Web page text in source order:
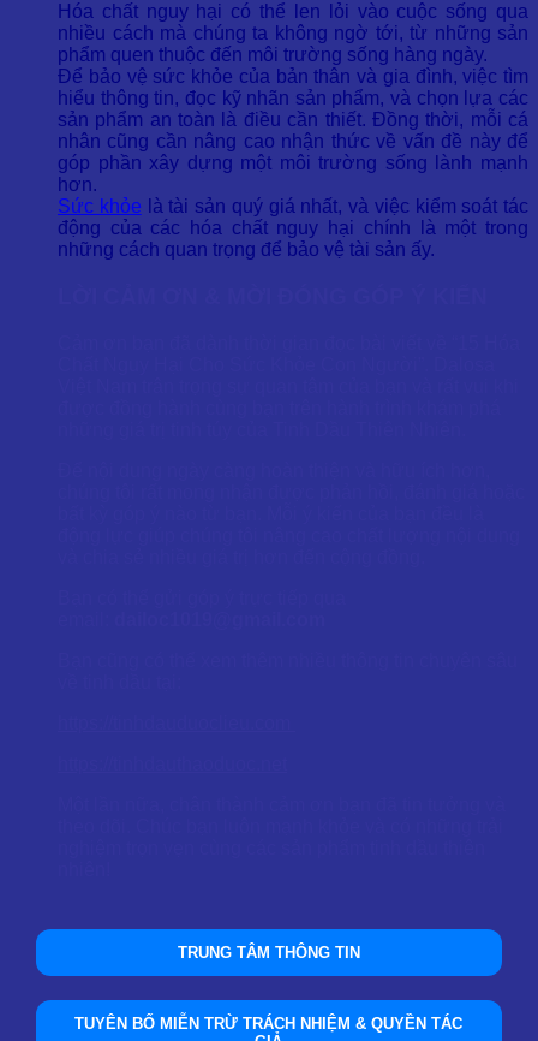
Hóa chất nguy hại có thể len lỏi vào cuộc sống qua
nhiều cách mà chúng ta không ngờ tới, từ những sản
phẩm quen thuộc đến môi trường sống hàng ngày.
Để bảo vệ sức khỏe của bản thân và gia đình, việc tìm
hiểu thông tin, đọc kỹ nhãn sản phẩm, và chọn lựa các
sản phẩm an toàn là điều cần thiết. Đồng thời, mỗi cá
nhân cũng cần nâng cao nhận thức về vấn đề này để
góp phần xây dựng một môi trường sống lành mạnh
hơn.
Sức khỏe là tài sản quý giá nhất, và việc kiểm soát tác
động của các hóa chất nguy hại chính là một trong
những cách quan trọng để bảo vệ tài sản ấy.
TRUNG TÂM THÔNG TIN
TUYÊN BỐ MIỄN TRỪ TRÁCH NHIỆM & QUYỀN TÁC